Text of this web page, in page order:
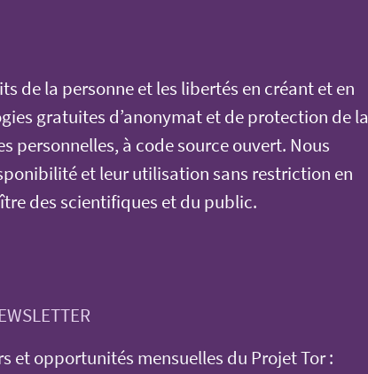
de la personne et les libertés en créant et en
gratuites d’anonymat et de protection de la
personnelles, à code source ouvert. Nous
et leur utilisation sans restriction en
des scientifiques et du public.
et opportunités mensuelles du Projet Tor :